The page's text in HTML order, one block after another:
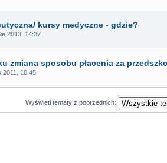
kursy medyczne - gdzie?
2013, 14:37
zmiana sposobu płacenia za
2011, 10:45
Wyświetl tematy z poprzednich: